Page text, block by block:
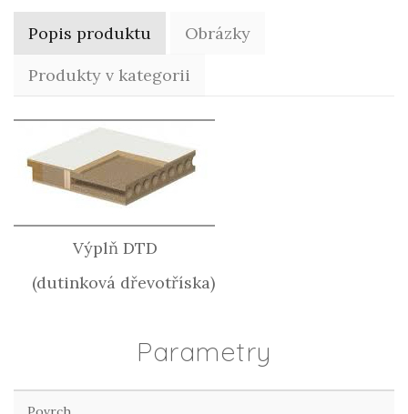
Popis produktu
Obrázky
Produkty v kategorii
Výplň DTD
(dutinková dřevotříska)
Parametry